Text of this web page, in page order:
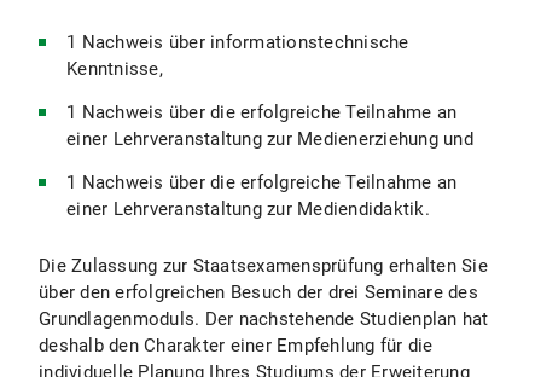
1 Nachweis über informationstechnische
Kenntnisse,
1 Nachweis über die erfolgreiche Teilnahme an
einer Lehrveranstaltung zur Medienerziehung und
1 Nachweis über die erfolgreiche Teilnahme an
einer Lehrveranstaltung zur Mediendidaktik.
Die Zulassung zur Staatsexamensprüfung erhalten Sie
über den erfolgreichen Besuch der drei Seminare des
Grundlagenmoduls. Der nachstehende Studienplan hat
deshalb den Charakter einer Empfehlung für die
individuelle Planung Ihres Studiums der Erweiterung